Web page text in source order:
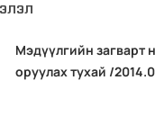
Мэдүүлгийн загварт
оруулах тухай /